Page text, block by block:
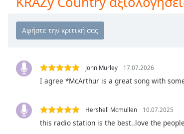
Chapters
descriptions
off
Subtitles
John Murley 17.07.2026
I agree *McArthur is a great song with
Hershell Mcmullen 10.07.2025
this radio station is the best..love the